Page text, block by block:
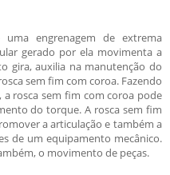
engrenagem de extrema
gerado por ela movimenta a
gira, auxilia na manutenção do
sem fim com coroa. Fazendo
a rosca sem fim com coroa pode
do torque. A rosca sem fim
a articulação e também a
de um equipamento mecânico.
o movimento de peças.